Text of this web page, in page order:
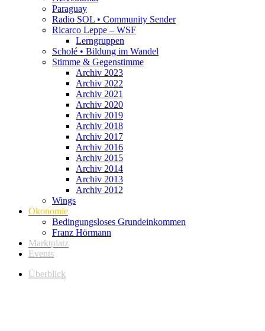
Paraguay
Radio SOL • Community Sender
Ricarco Leppe – WSF
Lerngruppen
Scholé • Bildung im Wandel
Stimme & Gegenstimme
Archiv 2023
Archiv 2022
Archiv 2021
Archiv 2020
Archiv 2019
Archiv 2018
Archiv 2017
Archiv 2016
Archiv 2015
Archiv 2014
Archiv 2013
Archiv 2012
Wings
Ökonomie
Bedingungsloses Grundeinkommen
Franz Hörmann
Marktplatz
Events
Überblick